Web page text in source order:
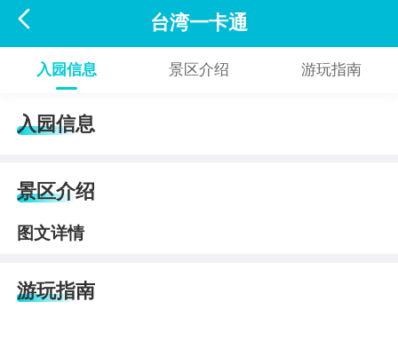
 台湾一卡通
入园信息 景区介绍 游玩指南
入园信息
景区介绍
图文详情
游玩指南